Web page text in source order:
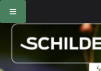
inhoud